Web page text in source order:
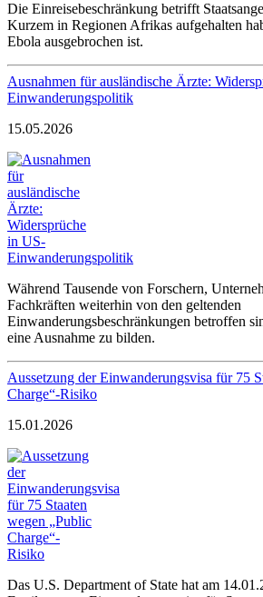
Die Einreisebeschränkung betrifft
Kurzem in Regionen Afrikas aufgehalten
Ebola ausgebrochen ist.
Ausnahmen für ausländische Ärzte:
Einwanderungspolitik
15.05.2026
Während Tausende von Forschern,
Fachkräften weiterhin von den geltenden
Einwanderungsbeschränkungen betroffen
eine Ausnahme zu bilden.
Aussetzung der Einwanderungsvisa für 75
Charge“-Risiko
15.01.2026
Das U.S. Department of State hat am